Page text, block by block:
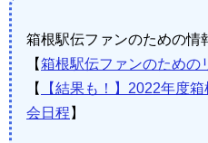
箱根駅伝ファンのための情
【箱根駅伝ファンのための
【
【結果も！】2022年度
会日程 】